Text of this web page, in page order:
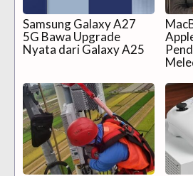
Samsung Galaxy A27
5G Bawa Upgrade
Nyata dari Galaxy A25